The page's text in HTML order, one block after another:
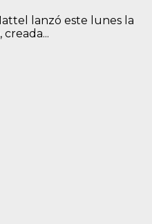
lanzó este lunes la